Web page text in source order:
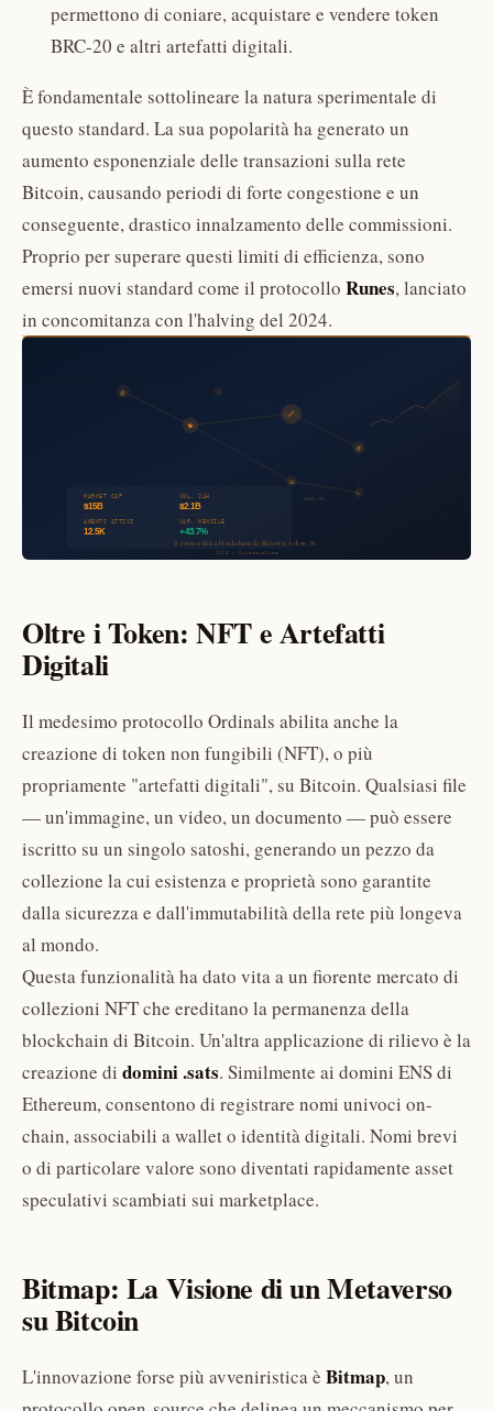
permettono di coniare, acquistare e vendere token
BRC-20 e altri artefatti digitali.
È fondamentale sottolineare la natura sperimentale di
questo standard. La sua popolarità ha generato un
aumento esponenziale delle transazioni sulla rete
Bitcoin, causando periodi di forte congestione e un
conseguente, drastico innalzamento delle commissioni.
Proprio per superare questi limiti di efficienza, sono
emersi nuovi standard come il protocollo Runes, lanciato
in concomitanza con l'halving del 2024.
Oltre i Token: NFT e Artefatti
Digitali
Il medesimo protocollo Ordinals abilita anche la
creazione di token non fungibili (NFT), o più
propriamente "artefatti digitali", su Bitcoin. Qualsiasi file
— un'immagine, un video, un documento — può essere
iscritto su un singolo satoshi, generando un pezzo da
collezione la cui esistenza e proprietà sono garantite
dalla sicurezza e dall'immutabilità della rete più longeva
al mondo.
Questa funzionalità ha dato vita a un fiorente mercato di
collezioni NFT che ereditano la permanenza della
blockchain di Bitcoin. Un'altra applicazione di rilievo è la
creazione di domini .sats. Similmente ai domini ENS di
Ethereum, consentono di registrare nomi univoci on-
chain, associabili a wallet o identità digitali. Nomi brevi
o di particolare valore sono diventati rapidamente asset
speculativi scambiati sui marketplace.
Bitmap: La Visione di un Metaverso
su Bitcoin
L'innovazione forse più avveniristica è Bitmap, un